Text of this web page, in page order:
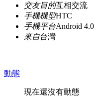
交友目的互相交流
手機機型HTC
手機平台Android 4.0
來自台灣
動態
現在還沒有動態